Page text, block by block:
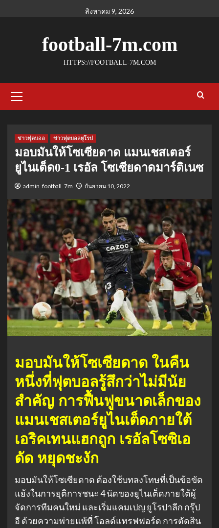
สิงหาคม 9, 2026
football-7m.com
HTTPS://FOOTBALL-7M.COM
Menu
ข่าวฟุตบอล ข่าวฟุตบอลยุโรป
มอบมันให้โซเซียดาด แมนเชสเตอร์
ยูไนเต็ด0-1 เรอัล โซเซียดาดมาร์ติเนซ
admin_football_7m กันยายน 10, 2022
มอบมันให้โซเซียดาด ในคืน
หนึ่งที่ฟุตบอลรู้สึกว่าไม่มีนัย
สำคัญ การฟื้นฟูขนาดเล็กของ
แมนเชสเตอร์ยูไนเต็ดภายใต้
เอริคเทนแฮกถูก เรอัลโซซิเอ
ดัด หยุดชะงัก
มอบมันให้โซเซียดาด ต้องใช้บทลงโทษที่เป็นข้อขัด
แย้งในการยุติการชนะ 4 นัดของยูไนเต็ดภายใต้ผู้
จัดการทีมคนใหม่ และเริ่มแคมเปญ ยูโรปาลีก กรุ๊ป
อี ด้วยความพ่ายแพ้ที่ โอลด์แทรฟฟอร์ด การตัดสิน